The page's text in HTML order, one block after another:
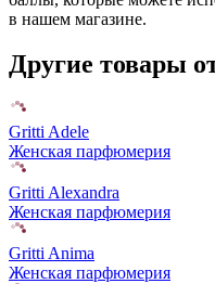
в нашем магазине.
Другие товары
Gritti Adele
Женская парфюмерия
Gritti Alexandra
Женская парфюмерия
Gritti Anima
Женская парфюмерия